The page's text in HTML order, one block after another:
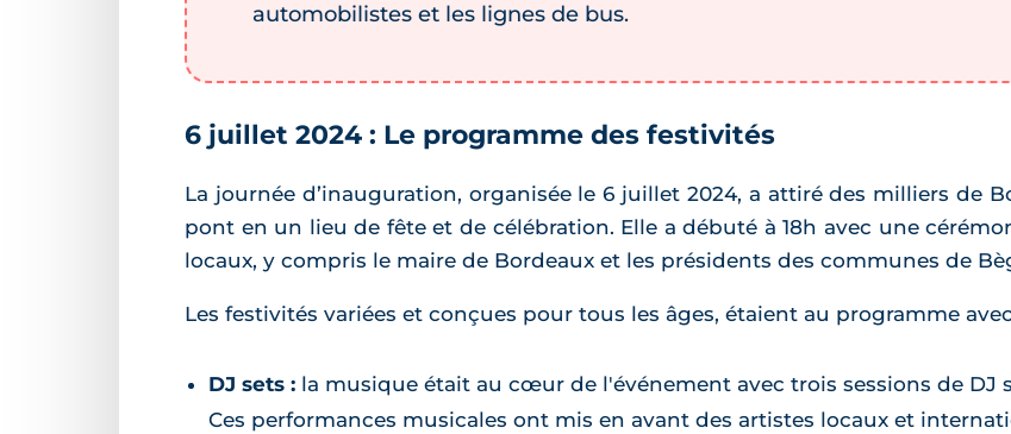
automobilistes et les lignes de bus.
6 juillet 2024 : Le programme des festivités
La journée d’inauguration, organisée le 6 juillet 2024, a attiré des milliers de
pont en un lieu de fête et de célébration. Elle a débuté à 18h avec une
locaux, y compris le maire de Bordeaux et les présidents des communes de
Les festivités variées et conçues pour tous les âges, étaient au programme
DJ sets : la musique était au cœur de l'événement avec trois sessions de DJ
Ces performances musicales ont mis en avant des artistes locaux et